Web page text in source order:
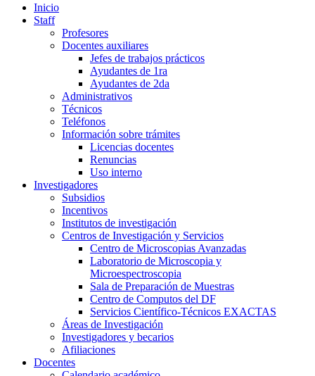
Inicio
Staff
Profesores
Docentes auxiliares
Jefes de trabajos prácticos
Ayudantes de 1ra
Ayudantes de 2da
Administrativos
Técnicos
Teléfonos
Información sobre trámites
Licencias docentes
Renuncias
Uso interno
Investigadores
Subsidios
Incentivos
Institutos de investigación
Centros de Investigación y Servicios
Centro de Microscopias Avanzadas
Laboratorio de Microscopia y
Microespectroscopia
Sala de Preparación de Muestras
Centro de Computos del DF
Servicios Científico-Técnicos EXACTAS
Áreas de Investigación
Investigadores y becarios
Afiliaciones
Docentes